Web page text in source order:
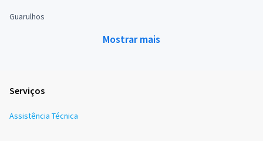
Guarulhos
Mostrar mais
Serviços
Assistência Técnica